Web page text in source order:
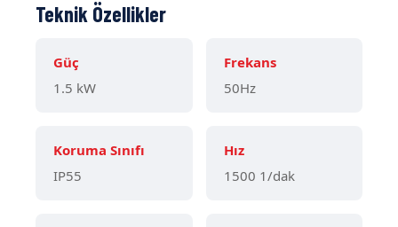
Teknik Özellikler
Güç
1.5 kW
Frekans
50Hz
Koruma Sınıfı
IP55
Hız
1500 1/dak